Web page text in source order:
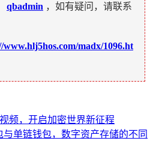
qbadmin ，如有疑问，请联系
www.hlj5hos.com/madx/1096.ht
频，开启加密世界新征程
与单链钱包，数字资产存储的不同